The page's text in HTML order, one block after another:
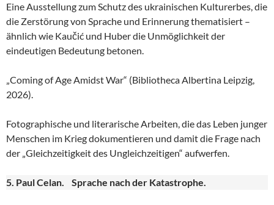
Eine Ausstellung zum Schutz des ukrainischen Kulturerbes, die
die Zerstörung von Sprache und Erinnerung thematisiert –
ähnlich wie Kaučić und Huber die Unmöglichkeit der
eindeutigen Bedeutung betonen.
„Coming of Age Amidst War“ (Bibliotheca Albertina Leipzig,
2026).
Fotographische und literarische Arbeiten, die das Leben junger
Menschen im Krieg dokumentieren und damit die Frage nach
der „Gleichzeitigkeit des Ungleichzeitigen“ aufwerfen.
5. Paul Celan. Sprache nach der Katastrophe.